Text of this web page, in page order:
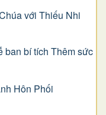
với Thiếu Nhi
ban bí tích Thêm sức
Hôn Phối